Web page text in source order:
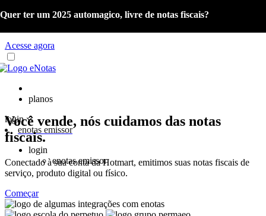
Já é cliente eNotas? Acesse o material com as orientações sobre a
Acesse agora
Quer ter um 2025 automagico, livre de notas fiscais?
planos
login
enotas emissor
login
enotas emissor
Você vende, nós cuidamos das notas
fiscais.
Conectado à sua conta da Hotmart, emitimos suas notas fiscais de
serviço, produto digital ou físico.
Começar